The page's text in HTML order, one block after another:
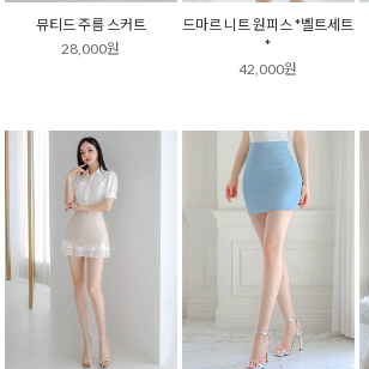
뮤티드 주름 스커트
28,000원
드마르 니트 원피스 *벨트세트
*
42,000원